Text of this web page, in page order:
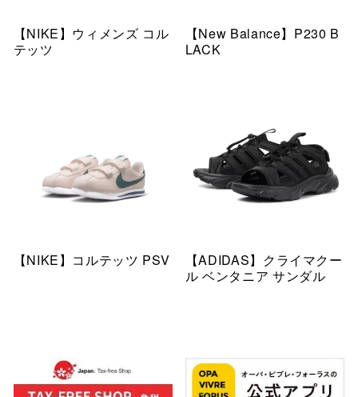
【NIKE】ウィメンズ コル
テッツ
【New Balance】P230 B
LACK
【NIKE】コルテッツ PSV
【ADIDAS】クライマクー
ル ベンタニア サンダル